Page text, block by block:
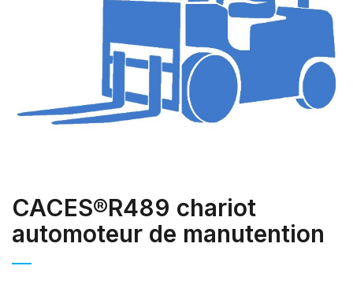
CACES®R489 chariot
automoteur de manutention